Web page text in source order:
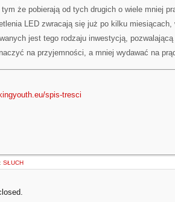
że pobierają od tych drugich o wiele mniej
LED zwracają się już po kilku
jest tego rodzaju inwestycją,
na przyjemności, a mniej wydawać na
spis-tresci
SŁUCH